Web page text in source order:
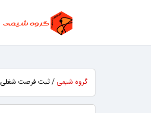
گروه شیمی / ثبت فرصت شغلی